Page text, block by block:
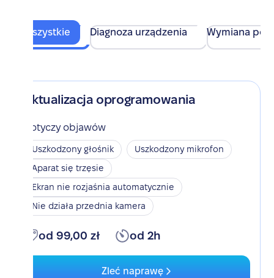
Wszystkie Diagnoza urządzenia Wymiana
Aktualizacja oprogramowania
Dotyczy objawów
Uszkodzony głośnik
Uszkodzony mikrofon
Aparat się trzęsie
Ekran nie rozjaśnia automatycznie
Nie działa przednia kamera
od 99,00 zł od 2h
Zleć naprawę